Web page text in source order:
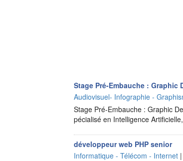
Stage Pré-Embauche : Graphic
Audiovisuel- Infographie -
Stage Pré-Embauche : Graphic
pécialisé en Intelligence
développeur web PHP senior
Informatique - Télécom - Internet